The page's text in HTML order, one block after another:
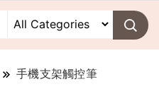
手機支架觸控筆